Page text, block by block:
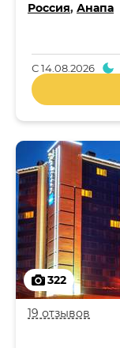
Россия, Анапа
С14.08.2026
322
19 отзывов